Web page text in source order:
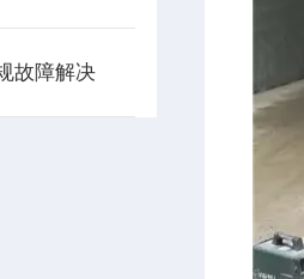
故障解决